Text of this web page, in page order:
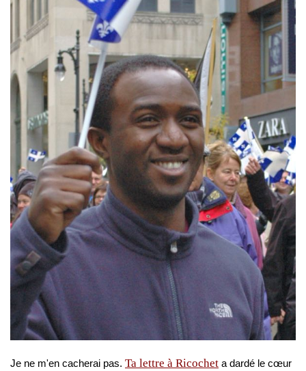
Je ne m'en cacherai pas. Ta lettre à Ricochet a dardé le cœur